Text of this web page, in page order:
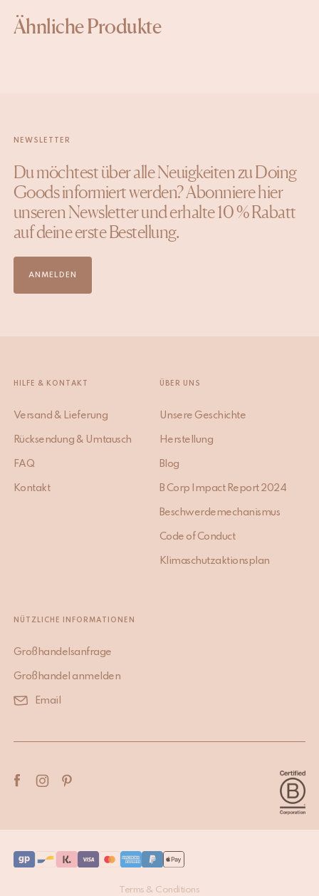
Ähnliche Produkte
NEWSLETTER
Du möchtest über alle Neuigkeiten zu Doing
Goods informiert werden? Abonniere hier
unseren Newsletter und erhalte 10 % Rabatt
auf deine erste Bestellung.
ANMELDEN
HILFE & KONTAKT
Versand & Lieferung
Rücksendung & Umtausch
FAQ
Kontakt
ÜBER UNS
Unsere Geschichte
Herstellung
Blog
B Corp Impact Report 2024
Beschwerdemechanismus
Code of Conduct
Klimaschutzaktionsplan
NÜTZLICHE INFORMATIONEN
Großhandelsanfrage
Großhandel anmelden
Email
Terms & Conditions